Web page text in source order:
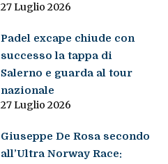
27 Luglio 2026
Padel excape chiude con
successo la tappa di
Salerno e guarda al tour
nazionale
27 Luglio 2026
Giuseppe De Rosa secondo
all’Ultra Norway Race: